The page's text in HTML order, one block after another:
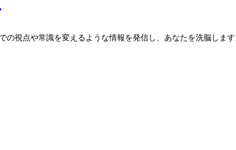
の視点や常識を変えるような情報を発信し、あなたを洗脳しま